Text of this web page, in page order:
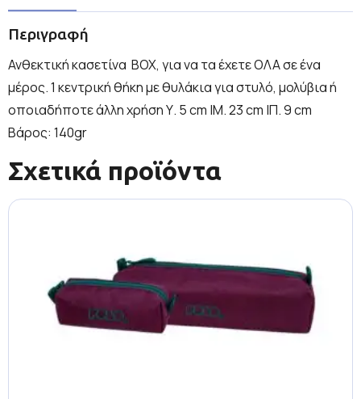
Περιγραφή
Ανθεκτική κασετίνα BOX, για να τα έχετε ΟΛΑ σε ένα
μέρος. 1 κεντρική θήκη με θυλάκια για στυλό, μολύβια ή
οποιαδήποτε άλλη χρήση Υ. 5 cm |Μ. 23 cm |Π. 9 cm
Βάρος: 140gr
Σχετικά προϊόντα